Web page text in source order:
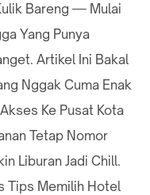
Bareng — Mulai
Yang Punya
Artikel Ini Bakal
Nggak Cuma Enak
Ke Pusat Kota
Tetap Nomor
Liburan Jadi Chill.
Tips Memilih Hotel